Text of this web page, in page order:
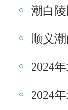
潮白
顺义
2024
2024